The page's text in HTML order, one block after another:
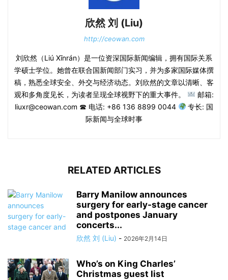
欣然 刘 (Liu)
http://ceowan.com
刘欣然（Liú Xīnrán）是一位资深国际新闻编辑，拥有国际关系
学硕士学位。她曾在联合国新闻部门实习，并为多家国际媒体撰
稿，熟悉全球安全、外交与经济动态。刘欣然的文章以清晰、客
观和多角度见长，为读者呈现全球视野下的重大事件。
邮箱:
liuxr@ceowan.com ☎ 电话: +86 136 8899 0044
专长: 国
际新闻与全球时事
RELATED ARTICLES
Barry Manilow announces
surgery for early-stage cancer
and postpones January
concerts...
欣然 刘 (Liu) - 2026年2月14日
Who’s on King Charles’
Christmas guest list